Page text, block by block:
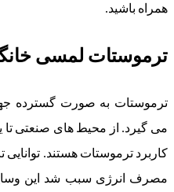
همراه باشید.
ترموستات لمسی
ترموستات به صورت گسترده
می گیرد. از محیط های صنعتی تا
کاربرد ترموستات هستند.
مصرف انرژی سبب شد این